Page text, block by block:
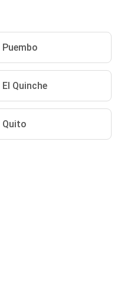
Puembo
El Quinche
Quito